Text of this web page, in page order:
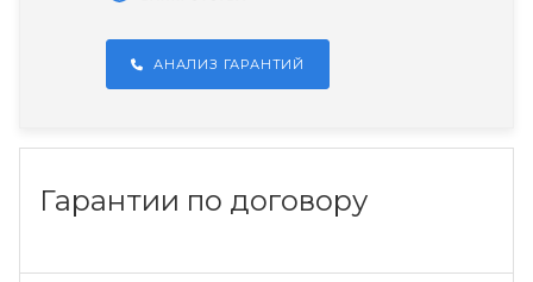
АНАЛИЗ ГАРАНТИЙ
Гарантии по договору